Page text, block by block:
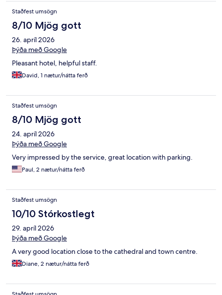
Staðfest umsögn
8/10 Mjög gott
26. apríl 2026
Þýða með Google
Pleasant hotel, helpful staff.
David, 1 nætur/nátta ferð
Staðfest umsögn
8/10 Mjög gott
24. apríl 2026
Þýða með Google
Very impressed by the service, great location with parking.
Paul, 2 nætur/nátta ferð
Staðfest umsögn
10/10 Stórkostlegt
29. apríl 2026
Þýða með Google
A very good location close to the cathedral and town centre.
Diane, 2 nætur/nátta ferð